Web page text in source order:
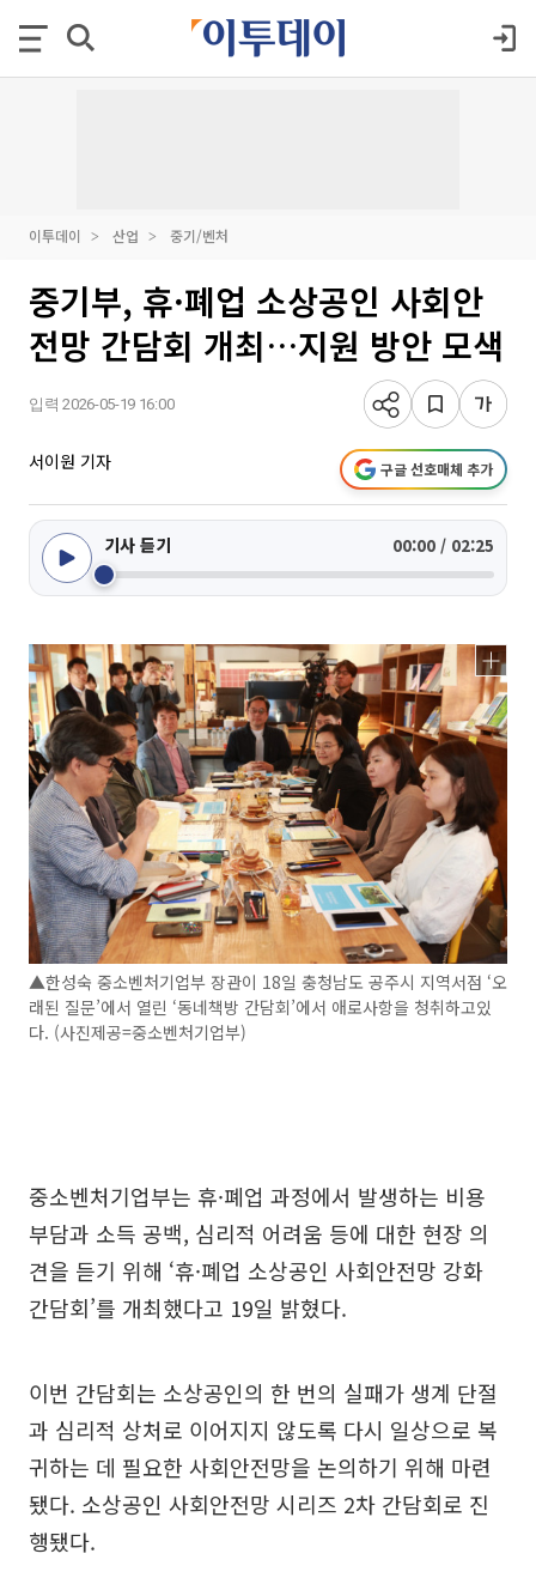
이투데이 산업 중기/벤처
중기부, 휴·폐업 소상공인 사회안
전망 간담회 개최…지원 방안 모색
입력 2026-05-19 16:00
서이원 기자 구글 선호매체 추가
기사 듣기 00:00 / 02:25
▲한성숙 중소벤처기업부 장관이 18일 충청남도 공주시 지역서점 ‘오
래된 질문’에서 열린 ‘동네책방 간담회’에서 애로사항을 청취하고있
다. (사진제공=중소벤처기업부)
중소벤처기업부는 휴·폐업 과정에서 발생하는 비용
부담과 소득 공백, 심리적 어려움 등에 대한 현장 의
견을 듣기 위해 ‘휴·폐업 소상공인 사회안전망 강화
간담회’를 개최했다고 19일 밝혔다.
이번 간담회는 소상공인의 한 번의 실패가 생계 단절
과 심리적 상처로 이어지지 않도록 다시 일상으로 복
귀하는 데 필요한 사회안전망을 논의하기 위해 마련
됐다. 소상공인 사회안전망 시리즈 2차 간담회로 진
행됐다.